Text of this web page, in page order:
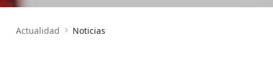
Actualidad Noticias